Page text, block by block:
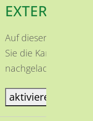
EXTERNE
Auf dieser Seite ist
Sie die Karte
nachgeladen.
aktiviere Karte